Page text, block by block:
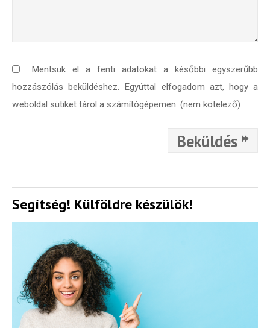
Mentsük el a fenti adatokat a későbbi egyszerűbb
hozzászólás beküldéshez. Egyúttal elfogadom azt, hogy a
weboldal sütiket tárol a számítógépemen. (nem kötelező)
Beküldés
Segítség! Külföldre készülök!